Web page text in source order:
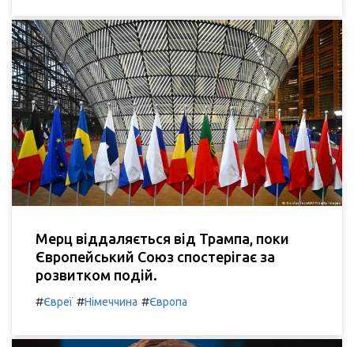
Мерц віддаляється від Трампа, поки
Європейський Союз спостерігає за
розвитком подій.
#Євреї #Німеччина #Європа